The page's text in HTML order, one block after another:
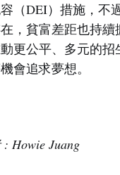
（DEI）措施，不
，貧富差距也持續
更公平、多元的招
會追求夢想。
Howie Juang